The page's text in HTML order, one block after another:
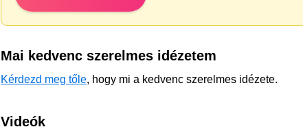
Mai kedvenc szerelmes idézetem
Kérdezd meg tőle, hogy mi a kedvenc szerelmes idézete.
Videók